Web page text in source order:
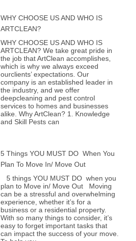
WHY CHOOSE US AND WHO IS
ARTCLEAN?
WHY CHOOSE US AND WHO IS
ARTCLEAN? We take great pride in
the job that ArtClean accomplishes,
which is why we always exceed
ourclients’ expectations. Our
company is an established leader in
the industry, and we offer
deepcleaning and pest control
services to homes and businesses
alike. Why ArtClean? 1. Knowledge
and Skill Pests can
5 Things YOU MUST DO When You
Plan To Move In/ Move Out
5 things YOU MUST DO when you
plan to Move in/ Move Out Moving
can be a stressful and overwhelming
experience, whether it’s for a
business or a residential property.
With so many things to consider, it’s
easy to forget important tasks that
can impact the success of your move.